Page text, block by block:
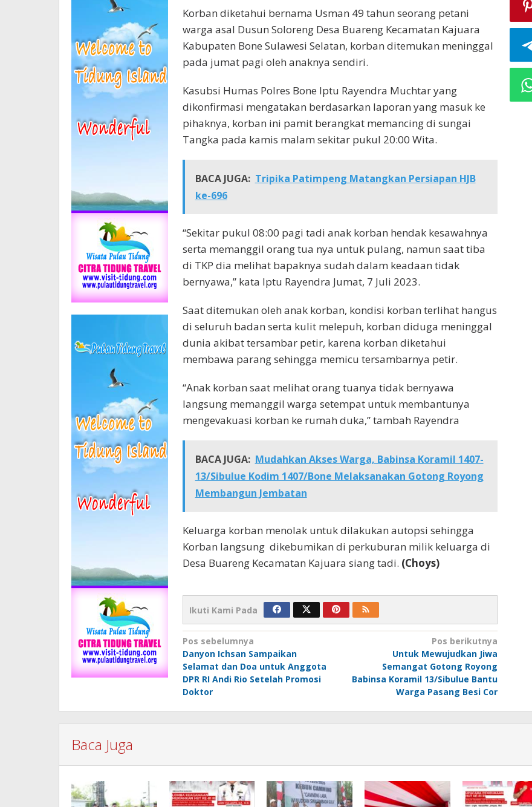
Korban diketahui bernama Usman 49 tahun seorang petani
warga asal Dusun Soloreng Desa Buareng Kecamatan Kajuara
Kabupaten Bone Sulawesi Selatan, korban ditemukan meninggal
pada jumat pagi oleh anaknya sendiri.
Kasubsi Humas Polres Bone Iptu Rayendra Muchtar yang
dikonfirmasi mengatakan berdasarkan laporan yang masuk ke
pihaknya, korban ini pamit berangkat memancing di sungai
Tangka pada kamis malam sekitar pukul 20:00 Wita.
BACA JUGA: Tripika Patimpeng Matangkan Persiapan HJB
ke-696
“Sekitar pukul 08:00 pagi tadi anak korban hendak kesawahnya
serta memanggil orang tua nya untuk pulang, namun saat tiba
di TKP dia melihat bapaknya sudah dalam keadaan tidak
bernyawa,” kata Iptu Rayendra Jumat, 7 Juli 2023.
Saat ditemukan oleh anak korban, kondisi korban terlihat hangus
di seluruh badan serta kulit melepuh, korban diduga meninggal
dunia akibat tersambar petir, karena korban diketahui
membawa parang sehingga memicu tersambarnya petir.
“Anak korban saat melihat orang tuanya tidak bernyawa
langsung memanggil warga setempat untuk membantunya
mengevakuasi korban ke rumah duka,” tambah Rayendra
BACA JUGA: Mudahkan Akses Warga, Babinsa Koramil 1407-
13/Sibulue Kodim 1407/Bone Melaksanakan Gotong Royong
Membangun Jembatan
Keluarga korban menolak untuk dilakukan autopsi sehingga
Korban langsung dikebumikan di perkuburan milik keluarga di
Desa Buareng Kecamatan Kajuara siang tadi. (Choys)
Ikuti Kami Pada
Navigasi
pos
Pos sebelumnya
Danyon Ichsan Sampaikan
Selamat dan Doa untuk Anggota
DPR RI Andi Rio Setelah Promosi
Doktor
Pos berikutnya
Untuk Mewujudkan Jiwa
Semangat Gotong Royong
Babinsa Koramil 13/Sibulue Bantu
Warga Pasang Besi Cor
Baca Juga